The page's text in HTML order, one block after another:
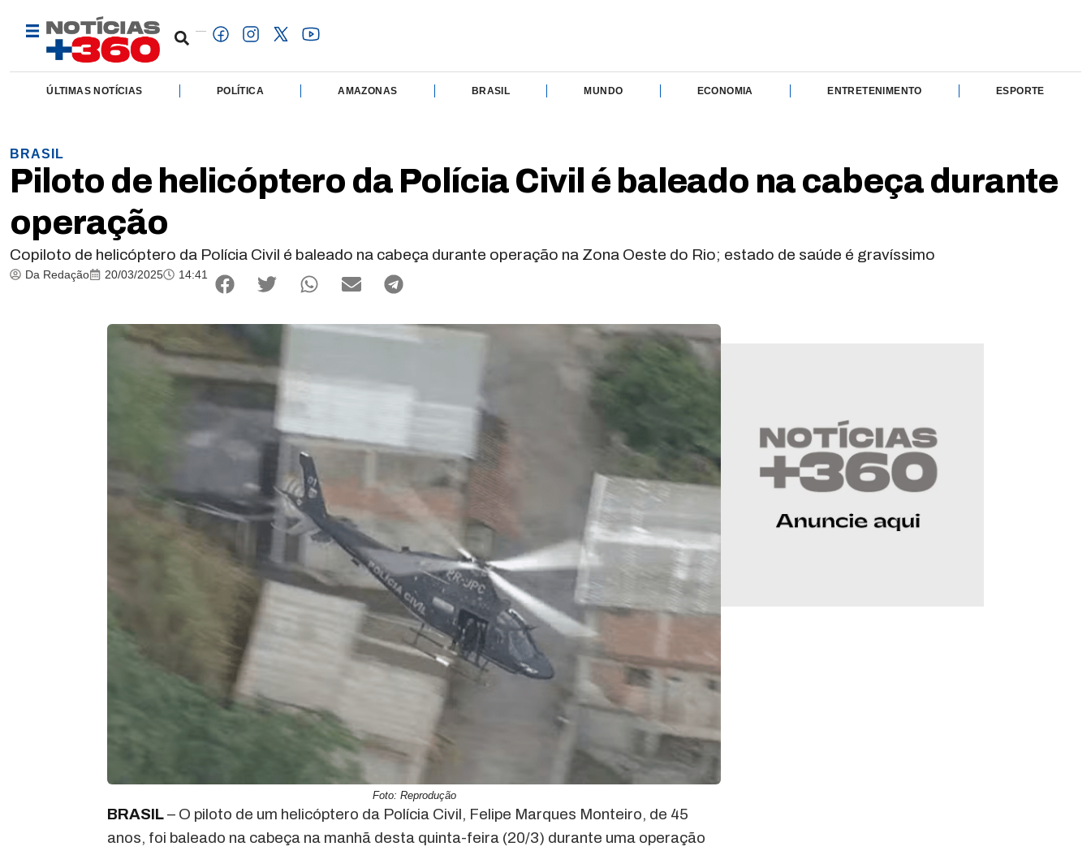
ÚLTIMAS NOTÍCIAS POLÍTICA AMAZONAS BRASIL MUNDO ECONOMIA ENTRETENIMENTO ESPORTE
BRASIL
Piloto de helicóptero da Polícia Civil é baleado na cabeça durante
operação
Copiloto de helicóptero da Polícia Civil é baleado na cabeça durante operação na Zona Oeste do Rio; estado de saúde é gravíssimo
Da Redação 20/03/2025 14:41
Foto: Reprodução
BRASIL– O piloto de um helicóptero da Polícia Civil, Felipe Marques Monteiro, de 45
anos, foi baleado na cabeça na manhã desta quinta-feira (20/3) durante uma operação